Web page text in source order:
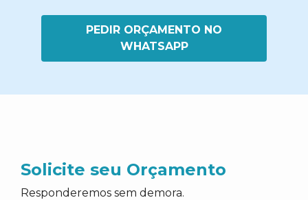
PEDIR ORÇAMENTO NO
WHATSAPP
Solicite seu Orçamento
Responderemos sem demora.